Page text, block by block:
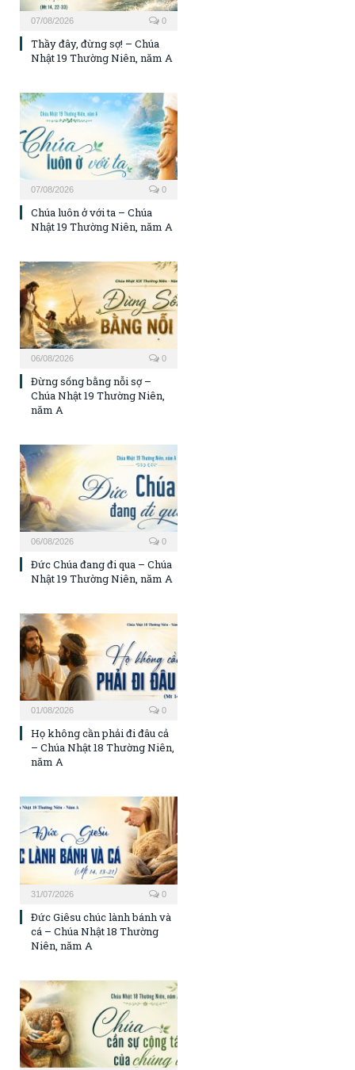
07/08/2026 0
Thầy đây, đừng sợ! – Chúa
Nhật 19 Thường Niên, năm A
07/08/2026 0
Chúa luôn ở với ta – Chúa
Nhật 19 Thường Niên, năm A
06/08/2026 0
Đừng sống bằng nỗi sợ –
Chúa Nhật 19 Thường Niên,
năm A
06/08/2026 0
Đức Chúa đang đi qua – Chúa
Nhật 19 Thường Niên, năm A
01/08/2026 0
Họ không cần phải đi đâu cả
– Chúa Nhật 18 Thường Niên,
năm A
31/07/2026 0
Đức Giêsu chúc lành bánh và
cá – Chúa Nhật 18 Thường
Niên, năm A